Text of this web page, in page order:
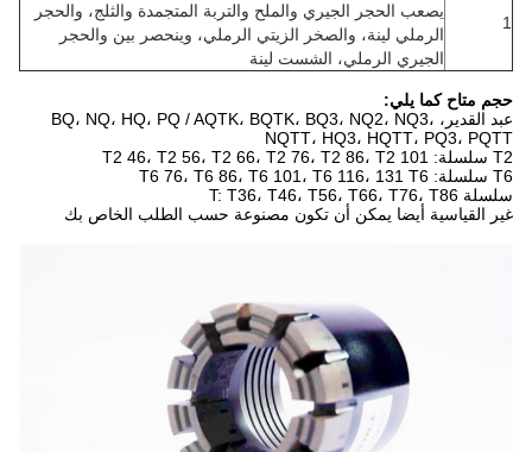
1
يصعب الحجر الجيري والملح والتربة المتجمدة والثلج، والحجر
الرملي لينة، والصخر الزيتي الرملي، وينحصر بين والحجر
الجيري الرملي، الشست لينة
حجم متاح كما يلي:
عبد القدير، BQ، NQ، HQ، PQ / AQTK، BQTK، BQ3، NQ2، NQ3،
NQTT، HQ3، HQTT، PQ3، PQTT
T2 سلسلة: T2 46، T2 56، T2 66، T2 76، T2 86، T2 101
T6 سلسلة: T6 76، T6 86، T6 101، T6 116، 131 T6
سلسلة T: T36، T46، T56، T66، T76، T86
غير القياسية أيضا يمكن أن تكون مصنوعة حسب الطلب الخاص بك